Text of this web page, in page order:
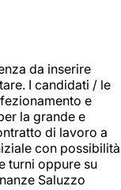
da inserire
I candidati / le
e
la grande e
di lavoro a
con possibilità
turni oppure su
Saluzzo